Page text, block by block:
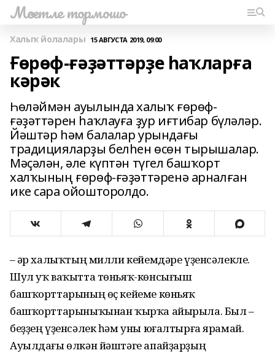
Мәсетле тормошо
Халыҡ йолалары 15 АВГУСТА 2019, 09:00
Ғөрөф-ғәҙәттәрҙе һаҡларға
кәрәк
Һөләймән ауылында халыҡ ғөрөф-
ғәҙәттәрен һаҡлауға ҙур иғтибар бүләләр.
Йәштәр һәм балалар урындағы
традицияларҙы белһен өсөн тырышалар.
Мәҫәлән, әле күптән түгел башҡорт
халҡының ғөрөф-ғәҙәттәренә арналған
ике сара ойошторолдо.
– Һәр халыҡтың милли кейемдәре үҙенсәлекле.
Шул уҡ ваҡытта төньяҡ-көнсығыш
башҡорттарының өҫ кейеме көньяҡ
башҡорттарыныҡынан ҡырҡа айырыла. Был –
беҙҙең үҙенсәлек һәм уны юғалтырға ярамай.
Ауылдағы өлкән йәштәге апайҙарҙың